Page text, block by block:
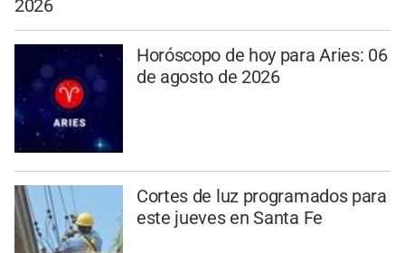
2026
Horóscopo de hoy para Aries: 06
de agosto de 2026
Cortes de luz programados para
este jueves en Santa Fe